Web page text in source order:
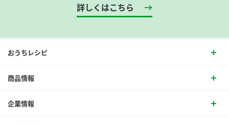
詳しくはこちら
おうちレシピ
商品情報
企業情報